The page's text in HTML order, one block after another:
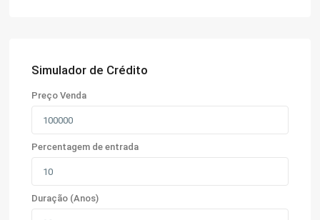
Simulador de Crédito
Preço Venda
Percentagem de entrada
Duração (Anos)